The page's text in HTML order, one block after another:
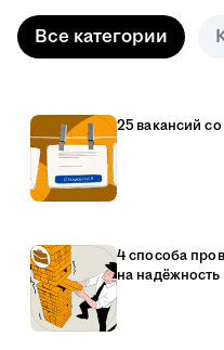
Все категории
25 вакансий
4 способа
на надёжность